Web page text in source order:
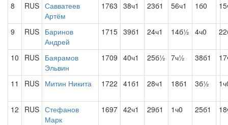
8 RUS Савватеев
Артём
1763 38ч1 23б1 56ч1 1б0
9 RUS Баринов
Андрей
1715 39б1 24ч1 14б½ 4ч0
10 RUS Баярамов
Эльвин
1709 40ч1 25б½ 7ч½ 38б1
11 RUS Митин Никита 1722 41б1 28ч1 18б1 3б½
12 RUS Стефанов
Марк
1697 42ч1 29б1 1ч0 25б1